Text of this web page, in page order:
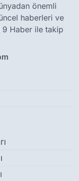
önemli
haberleri ve
Haber ile takip